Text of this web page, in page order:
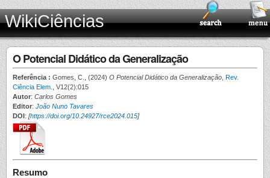
WikiCiências
O Potencial Didático da Generalização
Referência : Gomes, C., (2024) O Potencial Didático da Generalização Rev.
Ciência Elem.
, V12(2):015
Autor: Carlos Gomes
Editor: João Nuno Tavares
DOI: [https://doi.org/10.24927/rce2024.015]
Resumo